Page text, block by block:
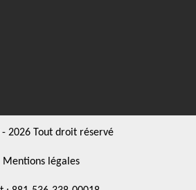
2026 Tout droit réservé
Mentions légales